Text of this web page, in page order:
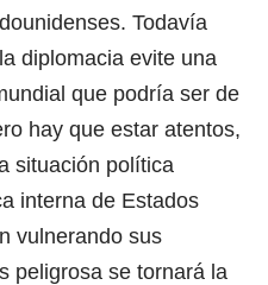
Todavía
diplomacia evite una
que podría ser de
hay que estar atentos,
situación política
interna de Estados
vulnerando sus
peligrosa se tornará la